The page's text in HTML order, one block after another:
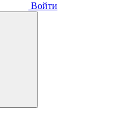
Войти